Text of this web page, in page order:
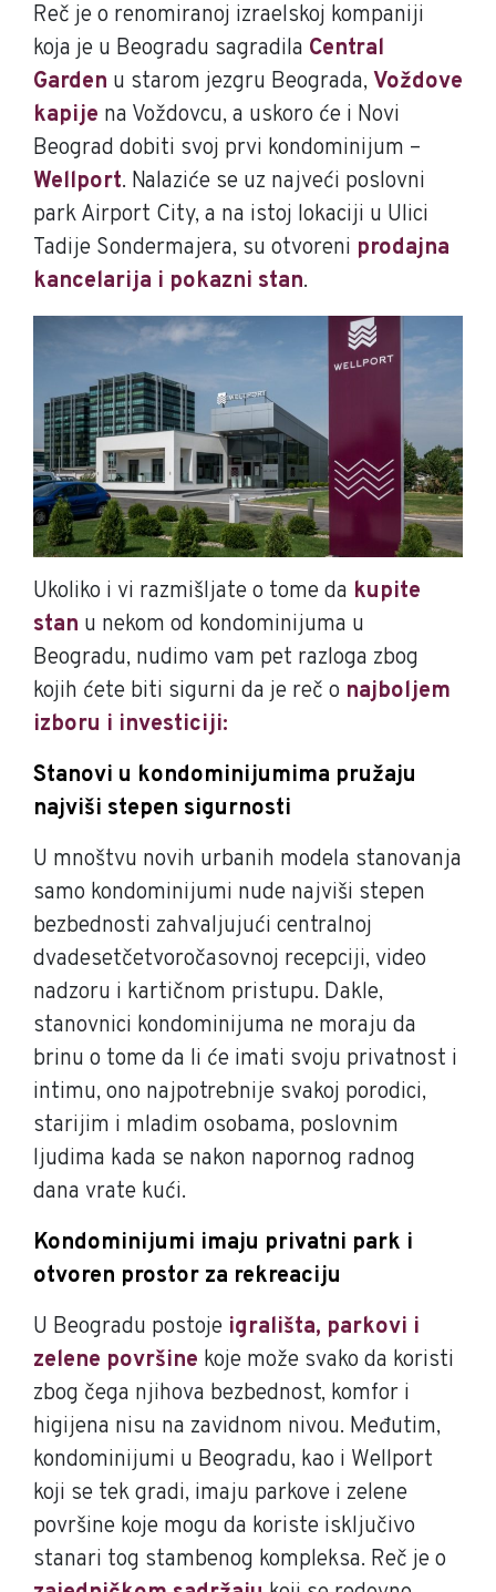
Reč je o renomiranoj izraelskoj kompaniji
koja je u Beogradu sagradila Central
Garden u starom jezgru Beograda, Voždove
kapije na Voždovcu, a uskoro će i Novi
Beograd dobiti svoj prvi kondominijum –
Wellport. Nalaziće se uz najveći poslovni
park Airport City, a na istoj lokaciji u Ulici
Tadije Sondermajera, su otvoreni prodajna
kancelarija i pokazni stan.
Ukoliko i vi razmišljate o tome da kupite
stan u nekom od kondominijuma u
Beogradu, nudimo vam pet razloga zbog
kojih ćete biti sigurni da je reč o najboljem
izboru i investiciji:
Stanovi u kondominijumima pružaju
najviši stepen sigurnosti
U mnoštvu novih urbanih modela stanovanja
samo kondominijumi nude najviši stepen
bezbednosti zahvaljujući centralnoj
dvadesetčetvoročasovnoj recepciji, video
nadzoru i kartičnom pristupu. Dakle,
stanovnici kondominijuma ne moraju da
brinu o tome da li će imati svoju privatnost i
intimu, ono najpotrebnije svakoj porodici,
starijim i mladim osobama, poslovnim
ljudima kada se nakon napornog radnog
dana vrate kući.
Kondominijumi imaju privatni park i
otvoren prostor za rekreaciju
U Beogradu postoje igrališta, parkovi i
zelene površine koje može svako da koristi
zbog čega njihova bezbednost, komfor i
higijena nisu na zavidnom nivou. Međutim,
kondominijumi u Beogradu, kao i Wellport
koji se tek gradi, imaju parkove i zelene
površine koje mogu da koriste isključivo
stanari tog stambenog kompleksa. Reč je o